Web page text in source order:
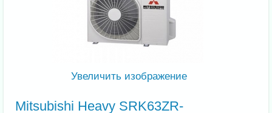
Увеличить изображение
Mitsubishi Heavy SRK63ZR-